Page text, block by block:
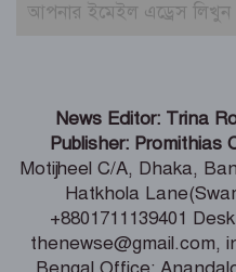
বুড়িগঙ্গায়
ভোলায় ৫ম
ভিডিও
টানা ৫
মিলল
News Editor: Trina
Publisher: Promithias
Motijheel C/A, Dhaka,
Hatkhola
+8801711139401
thenewse@gmail.com,